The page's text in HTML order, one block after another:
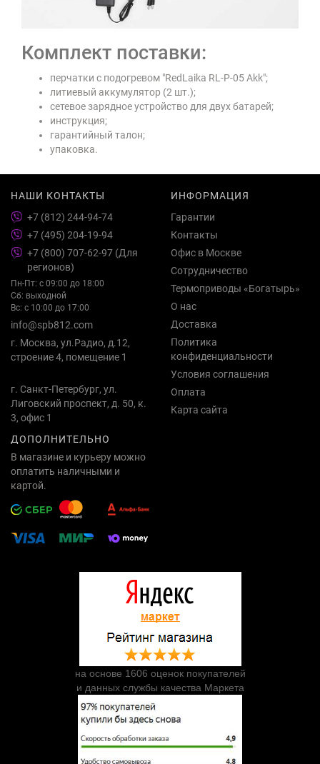
Комплект поставки:
перчатки с подогревом "RedLaika RL-P-05 Akk";
литиевый аккумулятор (2 шт.);
сетевое зарядное устройство для двух батарей;
инструкция;
гарантийный талон;
упаковка.
НАШИ КОНТАКТЫ
+7 (812) 244-94-74
+7 (495) 204-19-94
+7 (800) 707-62-97 (Для
регионов)
Пн-Пт: с 09:00 до 18:00
Сб: выходной
Вс: с 10:00 до 17:00
info@spb812.com
г. Москва, ул.Радио, д.12,
строение 4, помещение 1
г. Санкт-Петербург, ул.
Лиговский проспект, д. 50, к.
3, офис 1
ИНФОРМАЦИЯ
Гарантии
Контакты
Офис в Москве
Сотрудничество
Термоприводы «Богатырь»
О нас
Доставка
Политика
конфиденциальности
Условия соглашения
Оплата
Карта сайта
ДОПОЛНИТЕЛЬНО
В магазине и курьеру можно
оплатить наличными и
картой.
на основе 1606 оценок покупателей
и данных службы качества Маркета